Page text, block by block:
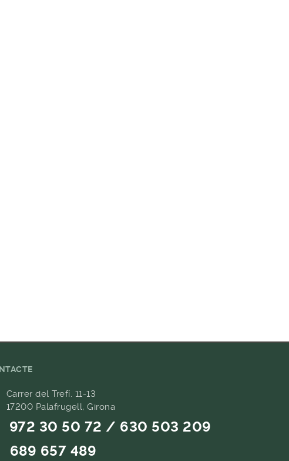
Carrer del Trefí. 11-13
17200 Palafrugell, Girona
972 30 50 72 / 630 503 209
689 657 489